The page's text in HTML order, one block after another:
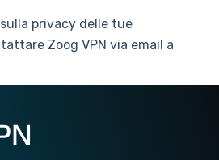
privacy delle tue
Zoog VPN via email a